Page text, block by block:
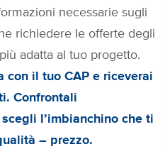
necessarie sugli
richiedere le offerte degli
adatta al tuo progetto.
con il tuo CAP e riceverai
Confrontali
l’imbianchino che ti
– prezzo.